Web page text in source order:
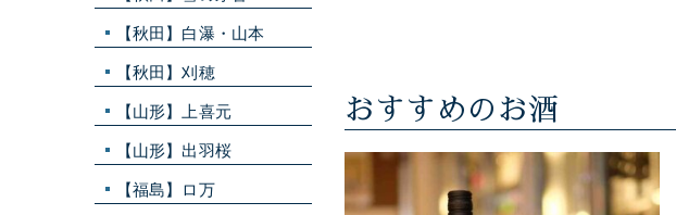
おすすめのお酒
【秋田】白瀑・山本
【秋田】刈穂
【山形】上喜元
【山形】出羽桜
【福島】ロ万